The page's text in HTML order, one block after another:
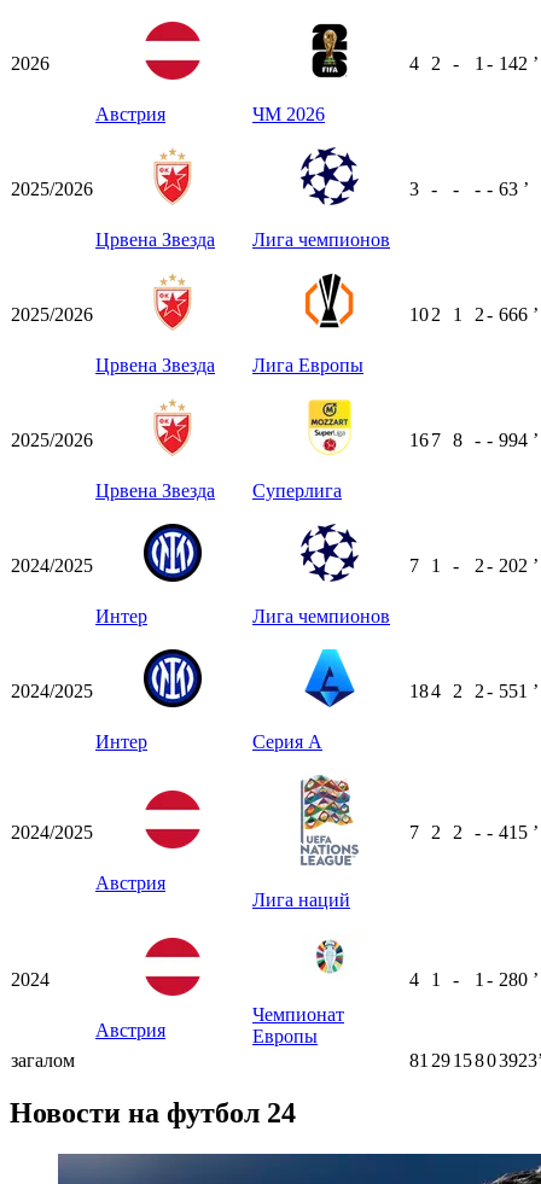
2026
Австрия ЧМ 2026
4 2 - 1 - 142 ʼ
2025/2026
Црвена Звезда Лига чемпионов
3 - - - - 63 ʼ
2025/2026
Црвена Звезда Лига Европы
102 1 2- 666 ʼ
2025/2026
Црвена Звезда Суперлига
167 8 - - 994 ʼ
2024/2025
Интер Лига чемпионов
7 1 - 2- 202 ʼ
2024/2025
Интер Серия А
184 2 2- 551 ʼ
2024/2025
Австрия
Лига наций
7 2 2 - - 415 ʼ
2024
Австрия
Чемпионат
Европы
4 1 - 1 - 280 ʼ
загалом 81 291580
Новости на футбол 24